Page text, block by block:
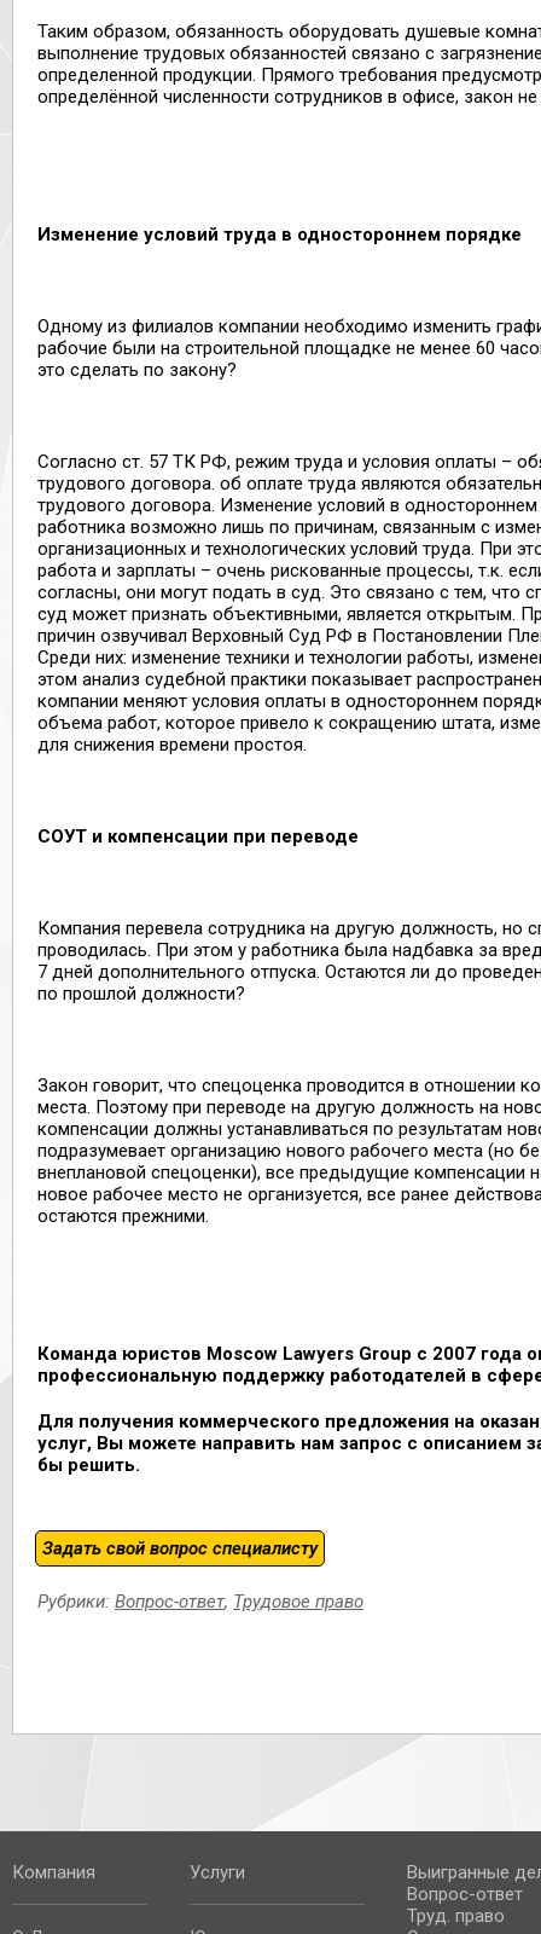
Таким образом, обязанность оборудовать душевые
выполнение трудовых обязанностей связано с
определенной продукции. Прямого требования
определённой численности сотрудников в офисе, закон не
Изменение условий труда в одностороннем порядке
Одному из филиалов компании необходимо изменить
рабочие были на строительной площадке не менее 60
это сделать по закону?
Согласно ст. 57 ТК РФ, режим труда и условия оплаты –
трудового договора. об оплате труда являются
трудового договора. Изменение условий в
работника возможно лишь по причинам, связанным с
организационных и технологических условий труда. При
работа и зарплаты – очень рискованные процессы, т.к.
согласны, они могут подать в суд. Это связано с тем, что
суд может признать объективными, является открытым.
причин озвучивал Верховный Суд РФ в Постановлении
Среди них: изменение техники и технологии работы,
этом анализ судебной практики показывает
компании меняют условия оплаты в одностороннем
объема работ, которое привело к сокращению штата,
для снижения времени простоя.
СОУТ и компенсации при переводе
Компания перевела сотрудника на другую должность, но
проводилась. При этом у работника была надбавка за
7 дней дополнительного отпуска. Остаются ли до
по прошлой должности?
Закон говорит, что спецоценка проводится в отношении
места. Поэтому при переводе на другую должность на
компенсации должны устанавливаться по результатам
подразумевает организацию нового рабочего места (но
внеплановой спецоценки), все предыдущие компенсации
новое рабочее место не организуется, все ранее
остаются прежними.
Команда юристов Moscow Lawyers Group с 2007 года
профессиональную поддержку работодателей в
Для получения коммерческого предложения на
услуг, Вы можете направить нам запрос с описанием
бы решить.
Рубрики: Вопрос-ответ, Трудовое право
Задать свой вопрос специалисту
Компания Услуги
Выигранные
Вопрос-ответ
Труд. право